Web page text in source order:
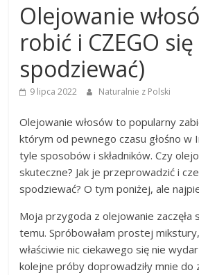
Olejowanie
robić i CZEGO się
spodziewać)
9 lipca 2022 Naturalnie z Polski
Olejowanie włosów to popularny
którym od pewnego czasu głośno w
tyle sposobów i składników. Czy
skuteczne? Jak je przeprowadzić i
spodziewać? O tym poniżej, ale
Moja przygoda z olejowanie zaczęła
temu. Spróbowałam prostej mikstury,
właściwie nic ciekawego się nie
kolejne próby doprowadziły mnie do